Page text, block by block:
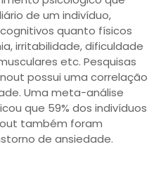
de um indivíduo,
quanto físicos
irritabilidade, dificuldade
etc. Pesquisas
possui uma correlação
Uma meta-análise
que 59% dos indivíduos
também foram
de ansiedade.